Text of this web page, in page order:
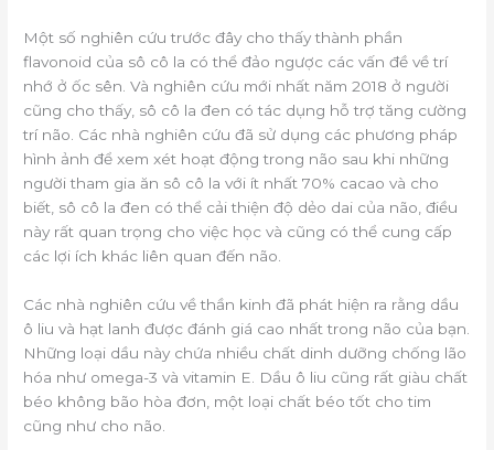
Một số nghiên cứu trước đây cho thấy thành phần
flavonoid của sô cô la có thể đảo ngược các vấn đề về trí
nhớ ở ốc sên. Và nghiên cứu mới nhất năm 2018 ở người
cũng cho thấy, sô cô la đen có tác dụng hỗ trợ tăng cường
trí não. Các nhà nghiên cứu đã sử dụng các phương pháp
hình ảnh để xem xét hoạt động trong não sau khi những
người tham gia ăn sô cô la với ít nhất 70% cacao và cho
biết, sô cô la đen có thể cải thiện độ dẻo dai của não, điều
này rất quan trọng cho việc học và cũng có thể cung cấp
các lợi ích khác liên quan đến não.
Các nhà nghiên cứu về thần kinh đã phát hiện ra rằng dầu
ô liu và hạt lanh được đánh giá cao nhất trong não của bạn.
Những loại dầu này chứa nhiều chất dinh dưỡng chống lão
hóa như omega-3 và vitamin E. Dầu ô liu cũng rất giàu chất
béo không bão hòa đơn, một loại chất béo tốt cho tim
cũng như cho não.